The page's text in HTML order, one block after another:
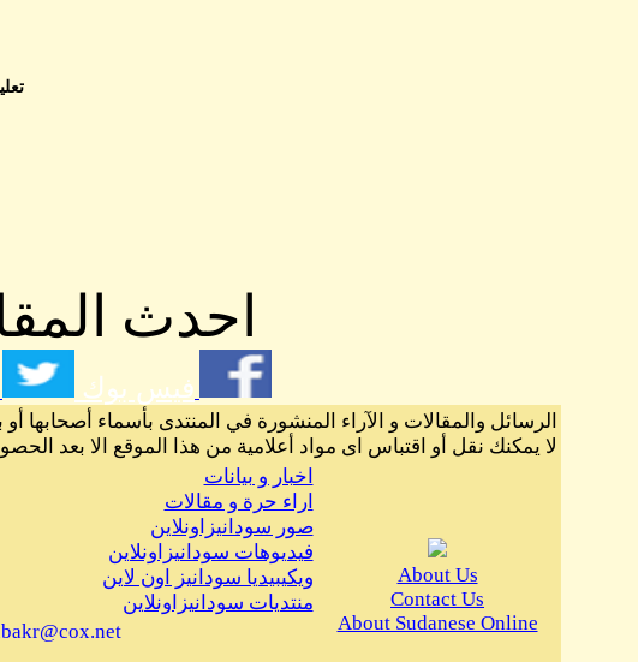
احدث
فيس بوك
الرسائل والمقالات و الآراء المنشورة في المنتدى بأسماء
لا يمكنك نقل أو اقتباس اى مواد أعلامية من هذا الموقع الا بعد
About Us
Contact Us
About Sudanese Online
اخبار و بيانات
اراء حرة و مقالات
صور سودانيزاونلاين
فيديوهات سودانيزاونلاين
ويكيبيديا سودانيز اون لاين
منتديات سودانيزاونلاين